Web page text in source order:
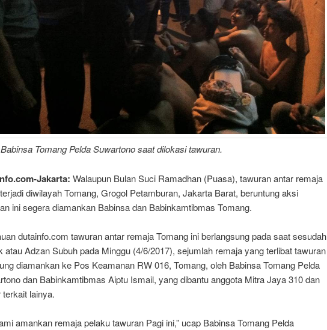
Tomang Pelda Suwartono saat dilokasi tawuran.
Jakarta: Walaupun Bulan Suci Ramadhan (Puasa), tawuran antar remaja
diwilayah Tomang, Grogol Petamburan, Jakarta Barat, beruntung aksi
ini segera diamankan Babinsa dan Babinkamtibmas Tomang.
dutainfo.com tawuran antar remaja Tomang ini berlangsung pada saat sesudah
atau Adzan Subuh pada Minggu (4/6/2017), sejumlah remaja yang terlibat tawuran
diamankan ke Pos Keamanan RW 016, Tomang, oleh Babinsa Tomang Pelda
dan Babinkamtibmas Aiptu Ismail, yang dibantu anggota Mitra Jaya 310 dan
terkait lainya.
amankan remaja pelaku tawuran Pagi ini,” ucap Babinsa Tomang Pelda